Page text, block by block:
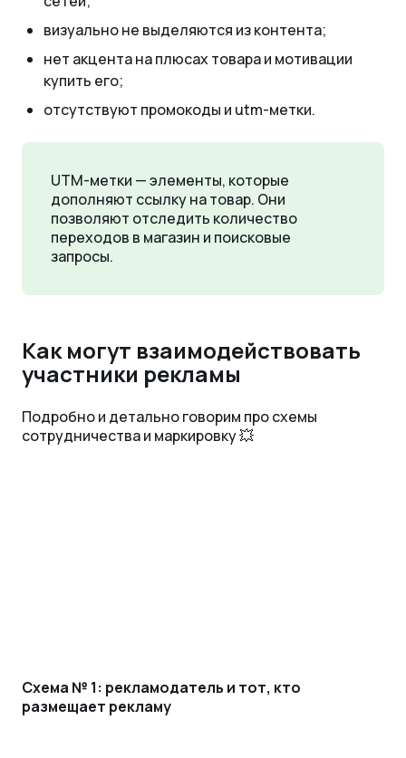
визуально не выделяются из контента;
нет акцента на плюсах товара и мотивации
купить его;
отсутствуют промокоды и utm-метки.
UTM-метки — элементы, которые
дополняют ссылку на товар. Они
позволяют отследить количество
переходов в магазин и поисковые
запросы.
Как могут взаимодействовать
участники рекламы
Подробно и детально говорим про схемы
сотрудничества и маркировку 💥
Схема № 1: рекламодатель и тот, кто
размещает рекламу